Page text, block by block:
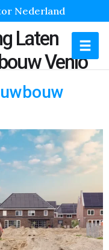
Nederland
Laten
Venlo